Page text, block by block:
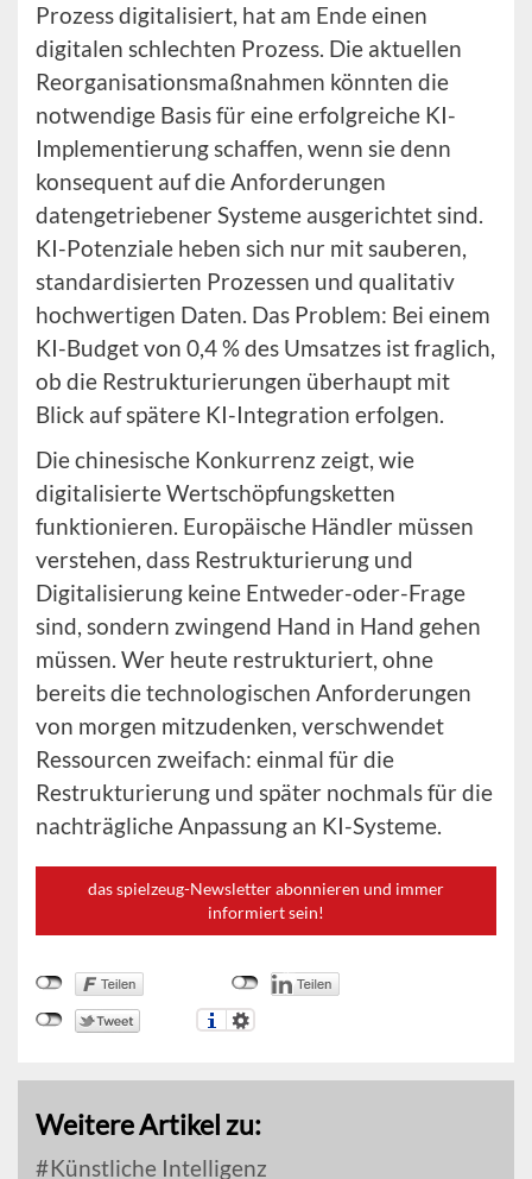
Prozess digitalisiert, hat am Ende einen
digitalen schlechten Prozess. Die aktuellen
Reorganisationsmaßnahmen könnten die
notwendige Basis für eine erfolgreiche KI-
Implementierung schaffen, wenn sie denn
konsequent auf die Anforderungen
datengetriebener Systeme ausgerichtet sind.
KI-Potenziale heben sich nur mit sauberen,
standardisierten Prozessen und qualitativ
hochwertigen Daten. Das Problem: Bei einem
KI-Budget von 0,4 % des Umsatzes ist fraglich,
ob die Restrukturierungen überhaupt mit
Blick auf spätere KI-Integration erfolgen.
Die chinesische Konkurrenz zeigt, wie
digitalisierte Wertschöpfungsketten
funktionieren. Europäische Händler müssen
verstehen, dass Restrukturierung und
Digitalisierung keine Entweder-oder-Frage
sind, sondern zwingend Hand in Hand gehen
müssen. Wer heute restrukturiert, ohne
bereits die technologischen Anforderungen
von morgen mitzudenken, verschwendet
Ressourcen zweifach: einmal für die
Restrukturierung und später nochmals für die
nachträgliche Anpassung an KI-Systeme.
das spielzeug-Newsletter abonnieren und immer
informiert sein!
Weitere Artikel zu:
Künstliche Intelligenz